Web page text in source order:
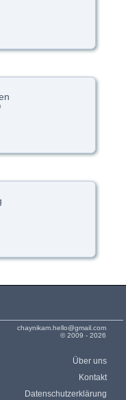
chaynikam.hello@gmail.com
© 2009 - 2026
Über uns
Kontakt
Datenschutzerklärung